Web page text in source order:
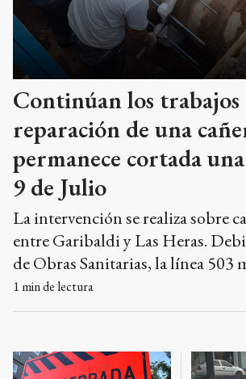
Continúan los trabajos
reparación de una
permanece cortada
9 de Julio
La intervención se realiza sobre
entre Garibaldi y Las Heras.
de Obras Sanitarias, la línea 503
temporalmente su recorrido.
1 min de lectura